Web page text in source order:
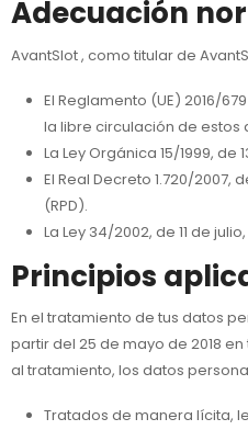
Adecuación
AvantSlot , como titular de
El Reglamento (UE) 2016/
la libre circulación de estos
La Ley Orgánica 15/1999,
El Real Decreto 1.720/
(RPD).
La Ley 34/2002, de 11 de
Principios
En el tratamiento de tus datos
partir del 25 de mayo de 2018
al tratamiento, los datos
Tratados de manera lícita,